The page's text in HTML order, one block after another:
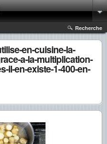
Recherche
en-cuisine-la-
a-la-multiplication-
il-en-existe-1-400-en-